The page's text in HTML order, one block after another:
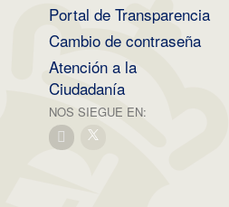
Portal de Transparencia
Cambio de contraseña
Atención a la
Ciudadanía
NOS SIEGUE EN: